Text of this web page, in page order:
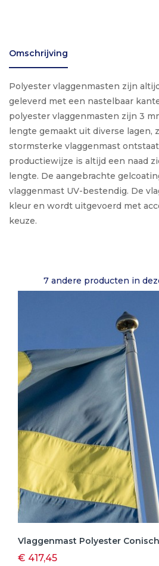
Omschrijving
Polyester vlaggenmasten zijn
geleverd met een nastelbaar
polyester vlaggenmasten zijn 3
lengte gemaakt uit diverse lagen,
stormsterke vlaggenmast
productiewijze is altijd een naad
lengte. De aangebrachte
vlaggenmast UV-bestendig. De
kleur en wordt uitgevoerd met
keuze.
7 andere producten in
Vlaggenmast Polyester
€ 417,45